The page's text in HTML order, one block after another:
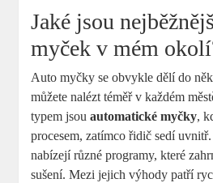
Jaké jsou
myček v mém
Auto myčky se obvykle dělí do
můžete nalézt téměř v každém
typem jsouautomatické myčky,
procesem, zatímco řidič sedí
nabízejí různé programy, které
sušení. Mezi jejich výhody patří